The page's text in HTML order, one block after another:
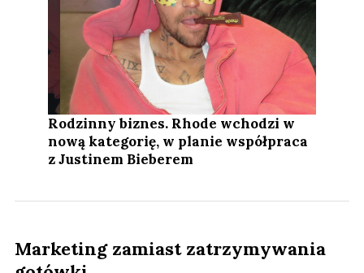
Rodzinny biznes. Rhode wchodzi w
nową kategorię, w planie współpraca
z Justinem Bieberem
Marketing zamiast zatrzymywania